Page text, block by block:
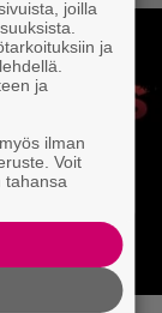
joilla
ja
ja
ilman
Voit
tahansa